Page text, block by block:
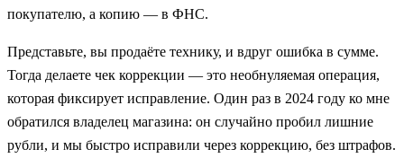
покупателю, а копию — в ФНС.
Представьте, вы продаёте технику, и вдруг ошибка в сумме.
Тогда делаете чек коррекции — это необнуляемая операция,
которая фиксирует исправление. Один раз в 2024 году ко мне
обратился владелец магазина: он случайно пробил лишние
рубли, и мы быстро исправили через коррекцию, без штрафов.